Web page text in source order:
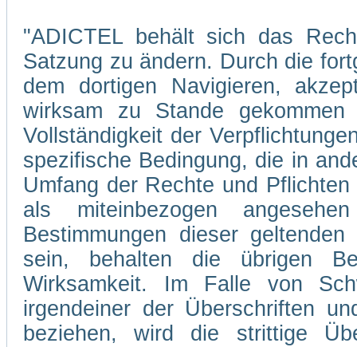
"ADICTEL behält sich das
Satzung zu ändern. Durch die
dem dortigen Navigieren,
wirksam zu Stande
Vollständigkeit der
spezifische Bedingung, die in
Umfang der Rechte und
als miteinbezogen
Bestimmungen dieser
sein, behalten die übrigen
Wirksamkeit. Im Falle von
irgendeiner der Überschriften
beziehen, wird die strittige